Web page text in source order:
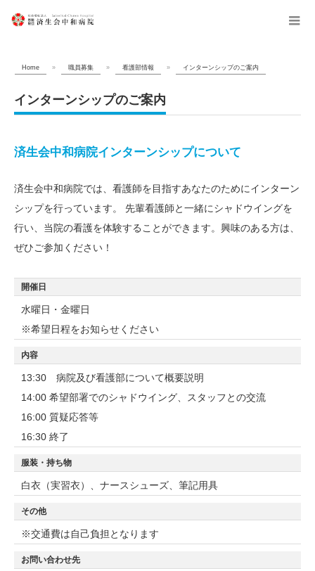
menu
Home » 職員募集 » 看護部情報 » インターンシップのご案内
インターンシップのご案内
済生会中和病院インターンシップについて
済生会中和病院では、看護師を目指すあなたのためにインターン
シップを行っています。 先輩看護師と一緒にシャドウイングを
行い、当院の看護を体験することができます。興味のある方は、
ぜひご参加ください！
開催日
水曜日・金曜日
※希望日程をお知らせください
内容
13:30 病院及び看護部について概要説明
14:00 希望部署でのシャドウイング、スタッフとの交流
16:00 質疑応答等
16:30 終了
服装・持ち物
白衣（実習衣）、ナースシューズ、筆記用具
その他
※交通費は自己負担となります
お問い合わせ先